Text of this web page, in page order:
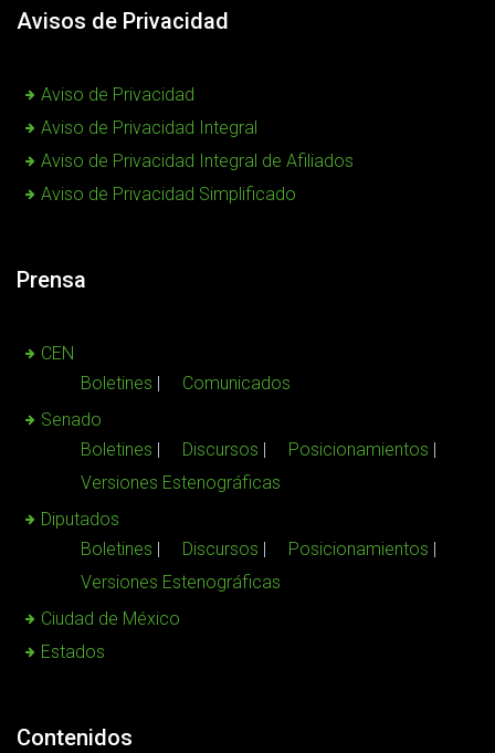
Avisos de Privacidad
Aviso de Privacidad
Aviso de Privacidad Integral
Aviso de Privacidad Integral de Afiliados
Aviso de Privacidad Simplificado
Prensa
CEN
Boletines
Comunicados
Senado
Boletines
Discursos
Posicionamientos
Versiones Estenográficas
Diputados
Boletines
Discursos
Posicionamientos
Versiones Estenográficas
Ciudad de México
Estados
Contenidos